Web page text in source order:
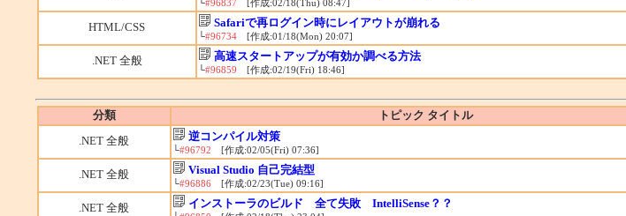
└#96837 [作成:02/18(Thu) 08:47]
HTML/CSS Safariで再ログイン時にレイアウトが崩れる
└#96734[作成:01/18(Mon) 20:07]
.NET 全般 高速スタートアップが有効か調べる方法
└#96859 [作成:02/19(Fri) 18:46]
分類 トピック タイトル
.NET 全般 逆コンパイル対策
└#96792 [作成:02/05(Fri) 07:36]
.NET 全般 Visual Studio 自己完結型
└#96886[作成:02/23(Tue) 09:16]
.NET 全般 インストーラのビルド 全て失敗 IntelliSense？？